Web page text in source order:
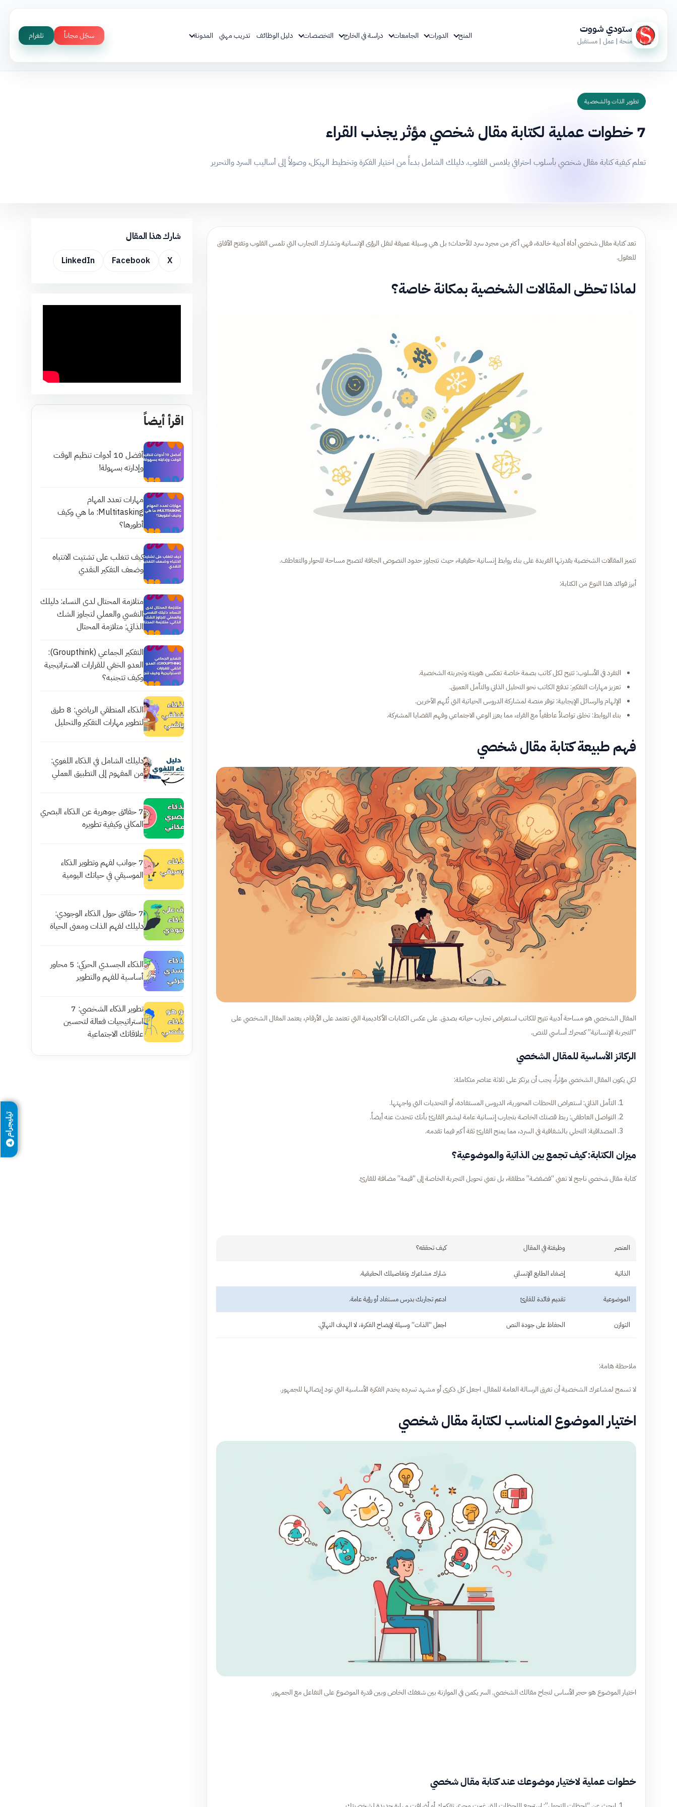
ستودي شووت
منحة | عمل | مستقبل
المنح الدورات الجامعات دراسة في الخارج التخصصات دليل الوظائف تدريب مهني المدونة سجّل مجاناً تلغرام
تطوير الذات والشخصية
7 خطوات عملية لكتابة مقال شخصي مؤثر يجذب القراء
تعلم كيفية كتابة مقال شخصي بأسلوب احترافي يلامس القلوب. دليلك الشامل بدءاً من اختيار الفكرة وتخطيط الهيكل، وصولاً إلى أساليب السرد والتحرير
تعد كتابة مقال شخصي أداة أدبية خالدة، فهي أكثر من مجرد سرد للأحداث؛ بل هي وسيلة عميقة لنقل الرؤى الإنسانية وتشارك التجارب التي تلمس القلوب وتفتح الآفاق
للعقول.
لماذا تحظى المقالات الشخصية بمكانة خاصة؟
تتميز المقالات الشخصية بقدرتها الفريدة على بناء روابط إنسانية حقيقية، حيث تتجاوز حدود النصوص الجافة لتصبح مساحة للحوار والتعاطف.
أبرز فوائد هذا النوع من الكتابة:
التفرد في الأسلوب: تتيح لكل كاتب بصمة خاصة تعكس هويته وتجربته الشخصية.
تعزيز مهارات التفكير: تدفع الكاتب نحو التحليل الذاتي والتأمل العميق.
الإلهام والرسائل الإيجابية: توفر منصة لمشاركة الدروس الحياتية التي تُلهم الآخرين.
بناء الروابط: تخلق تواصلاً عاطفياً مع القراء، مما يعزز الوعي الاجتماعي وفهم القضايا المشتركة.
فهم طبيعة كتابة مقال شخصي
المقال الشخصي هو مساحة أدبية تتيح للكاتب استعراض تجارب حياته بصدق. على عكس الكتابات الأكاديمية التي تعتمد على الأرقام، يعتمد المقال الشخصي على
“التجربة الإنسانية” كمحرك أساسي للنص.
الركائز الأساسية للمقال الشخصي
لكي يكون المقال الشخصي مؤثراً، يجب أن يرتكز على ثلاثة عناصر متكاملة:
التأمل الذاتي: استعراض اللحظات المحورية، الدروس المستفادة، أو التحديات التي واجهتها.
التواصل العاطفي: ربط قصتك الخاصة بتجارب إنسانية عامة ليشعر القارئ بأنك تتحدث عنه أيضاً.
المصداقية: التحلي بالشفافية في السرد، مما يمنح القارئ ثقة أكبر فيما تقدمه.
ميزان الكتابة: كيف تجمع بين الذاتية والموضوعية؟
كتابة مقال شخصي ناجح لا تعني “فضفضة” مطلقة، بل تعني تحويل التجربة الخاصة إلى “قيمة” مضافة للقارئ.
العنصر وظيفتة في المقال كيف تحققه؟
الذاتية إضفاء الطابع الإنساني شارك مشاعرك وتفاصيلك الحقيقية.
الموضوعية تقديم فائدة للقارئ ادعم تجاربك بدرس مستفاد أو رؤية عامة.
التوازن الحفاظ على جودة النص اجعل “الذات” وسيلة لإيضاح الفكرة، لا الهدف النهائي.
ملاحظة هامة:
لا تسمح لمشاعرك الشخصية أن تغرق الرسالة العامة للمقال. اجعل كل ذكرى أو مشهد تسرده يخدم الفكرة الأساسية التي تود إيصالها للجمهور.
اختيار الموضوع المناسب لكتابة مقال شخصي
اختيار الموضوع هو حجر الأساس لنجاح مقالك الشخصي. السر يكمن في الموازنة بين شغفك الخاص وبين قدرة الموضوع على التفاعل مع الجمهور.
خطوات عملية لاختيار موضوعك عند كتابة مقال شخصي
شارك هذا المقال
X
Facebook
LinkedIn
اقرأ أيضاً
أفضل 10 أدوات تنظيم الوقت
وإدارته بسهولة!
مهارات تعدد المهام
Multitasking: ما هي وكيف
أطورها؟
كيف تتغلب على تشتيت الانتباه
وضعف التفكير النقدي
متلازمة المحتال لدى النساء: دليلك
النفسي والعملي لتجاوز الشك
الذاتي; متلازمة المحتال
التفكير الجماعي (Groupthink):
العدو الخفي للقرارات الاستراتيجية
وكيف تتجنبه؟
الذكاء المنطقي الرياضي: 8 طرق
لتطوير مهارات التفكير والتحليل
دليلك الشامل في الذكاء اللغوي:
من المفهوم إلى التطبيق العملي
7 حقائق جوهرية عن الذكاء البصري
المكاني وكيفية تطويره
7 جوانب لفهم وتطوير الذكاء
الموسيقي في حياتك اليومية
7 حقائق حول الذكاء الوجودي:
دليلك لفهم الذات ومعنى الحياة
الذكاء الجسدي الحركي: 5 محاور
أساسية للفهم والتطوير
تطوير الذكاء الشخصي: 7
استراتيجيات فعالة لتحسين
علاقاتك الاجتماعية
تيليجرام